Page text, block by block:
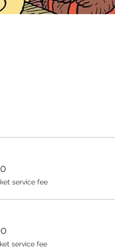
service fee
service fee